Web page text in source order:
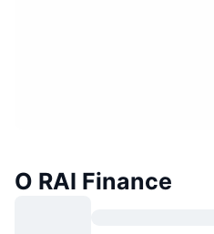
O RAI Finance